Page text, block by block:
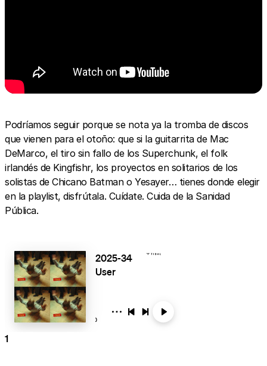
Podríamos seguir porque se nota ya la tromba de discos
que vienen para el otoño: que si la guitarrita de Mac
DeMarco, el tiro sin fallo de los Superchunk, el folk
irlandés de Kingfishr, los proyectos en solitarios de los
solistas de Chicano Batman o Yesayer… tienes donde elegir
en la playlist, disfrútala. Cuídate. Cuida de la Sanidad
Pública.